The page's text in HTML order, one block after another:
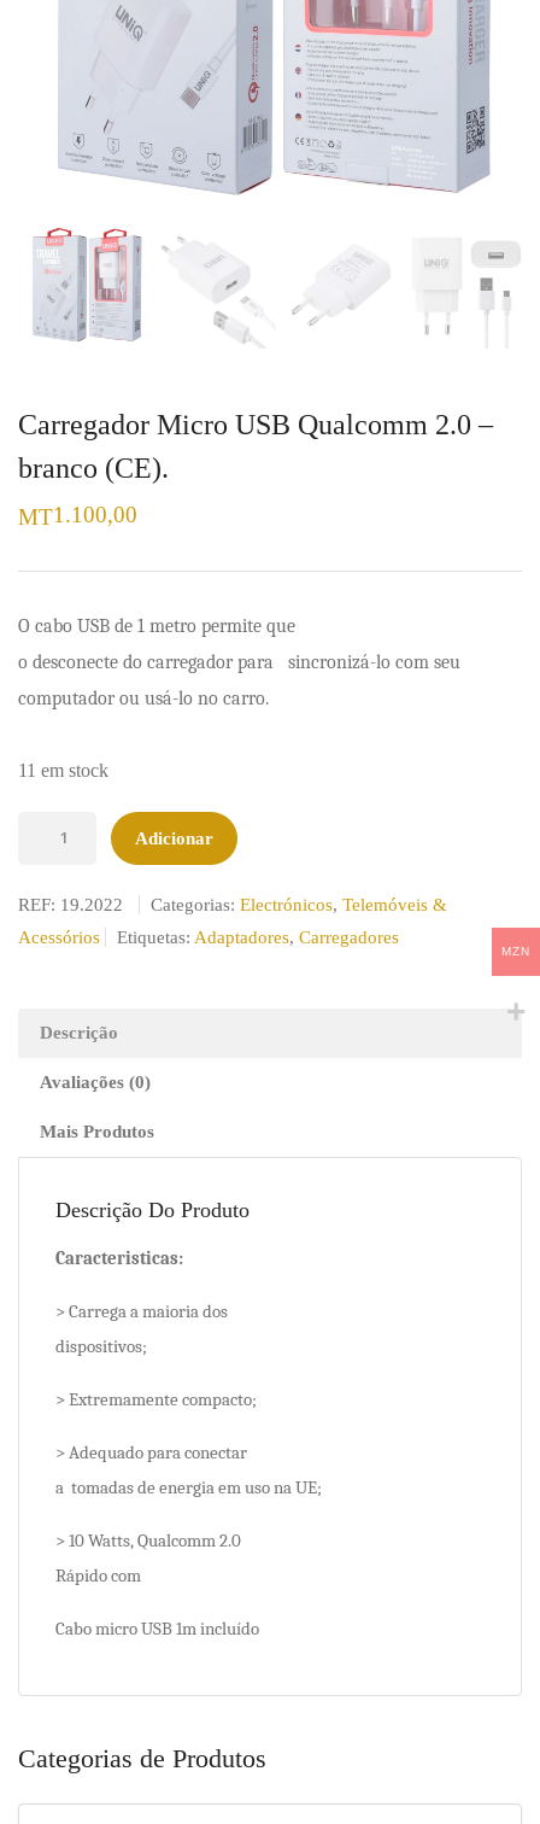
Carregador Micro USB Qualcomm 2.0 –
branco (CE).
MT1.100,00
O cabo USB de 1 metro permite que
o desconecte do carregador para sincronizá-lo com seu
computador ou usá-lo no carro.
11 em stock
branco
Adicionar
REF: 19.2022 Categorias: Electrónicos, Telemóveis &
Acessórios
Etiquetas: Adaptadores, Carregadores
Descrição
Avaliações (0)
Mais Produtos
Descrição Do Produto
Caracteristicas:
> Carrega a maioria dos
dispositivos;
> Extremamente compacto;
> Adequado para conectar
a tomadas de energia em uso na UE;
> 10 Watts, Qualcomm 2.0
Rápido com
Cabo micro USB 1m incluído
Categorias de Produtos
MZN